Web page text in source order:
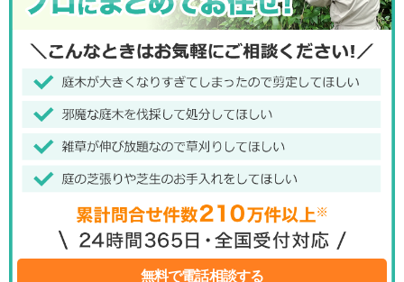
無料で電話相談する